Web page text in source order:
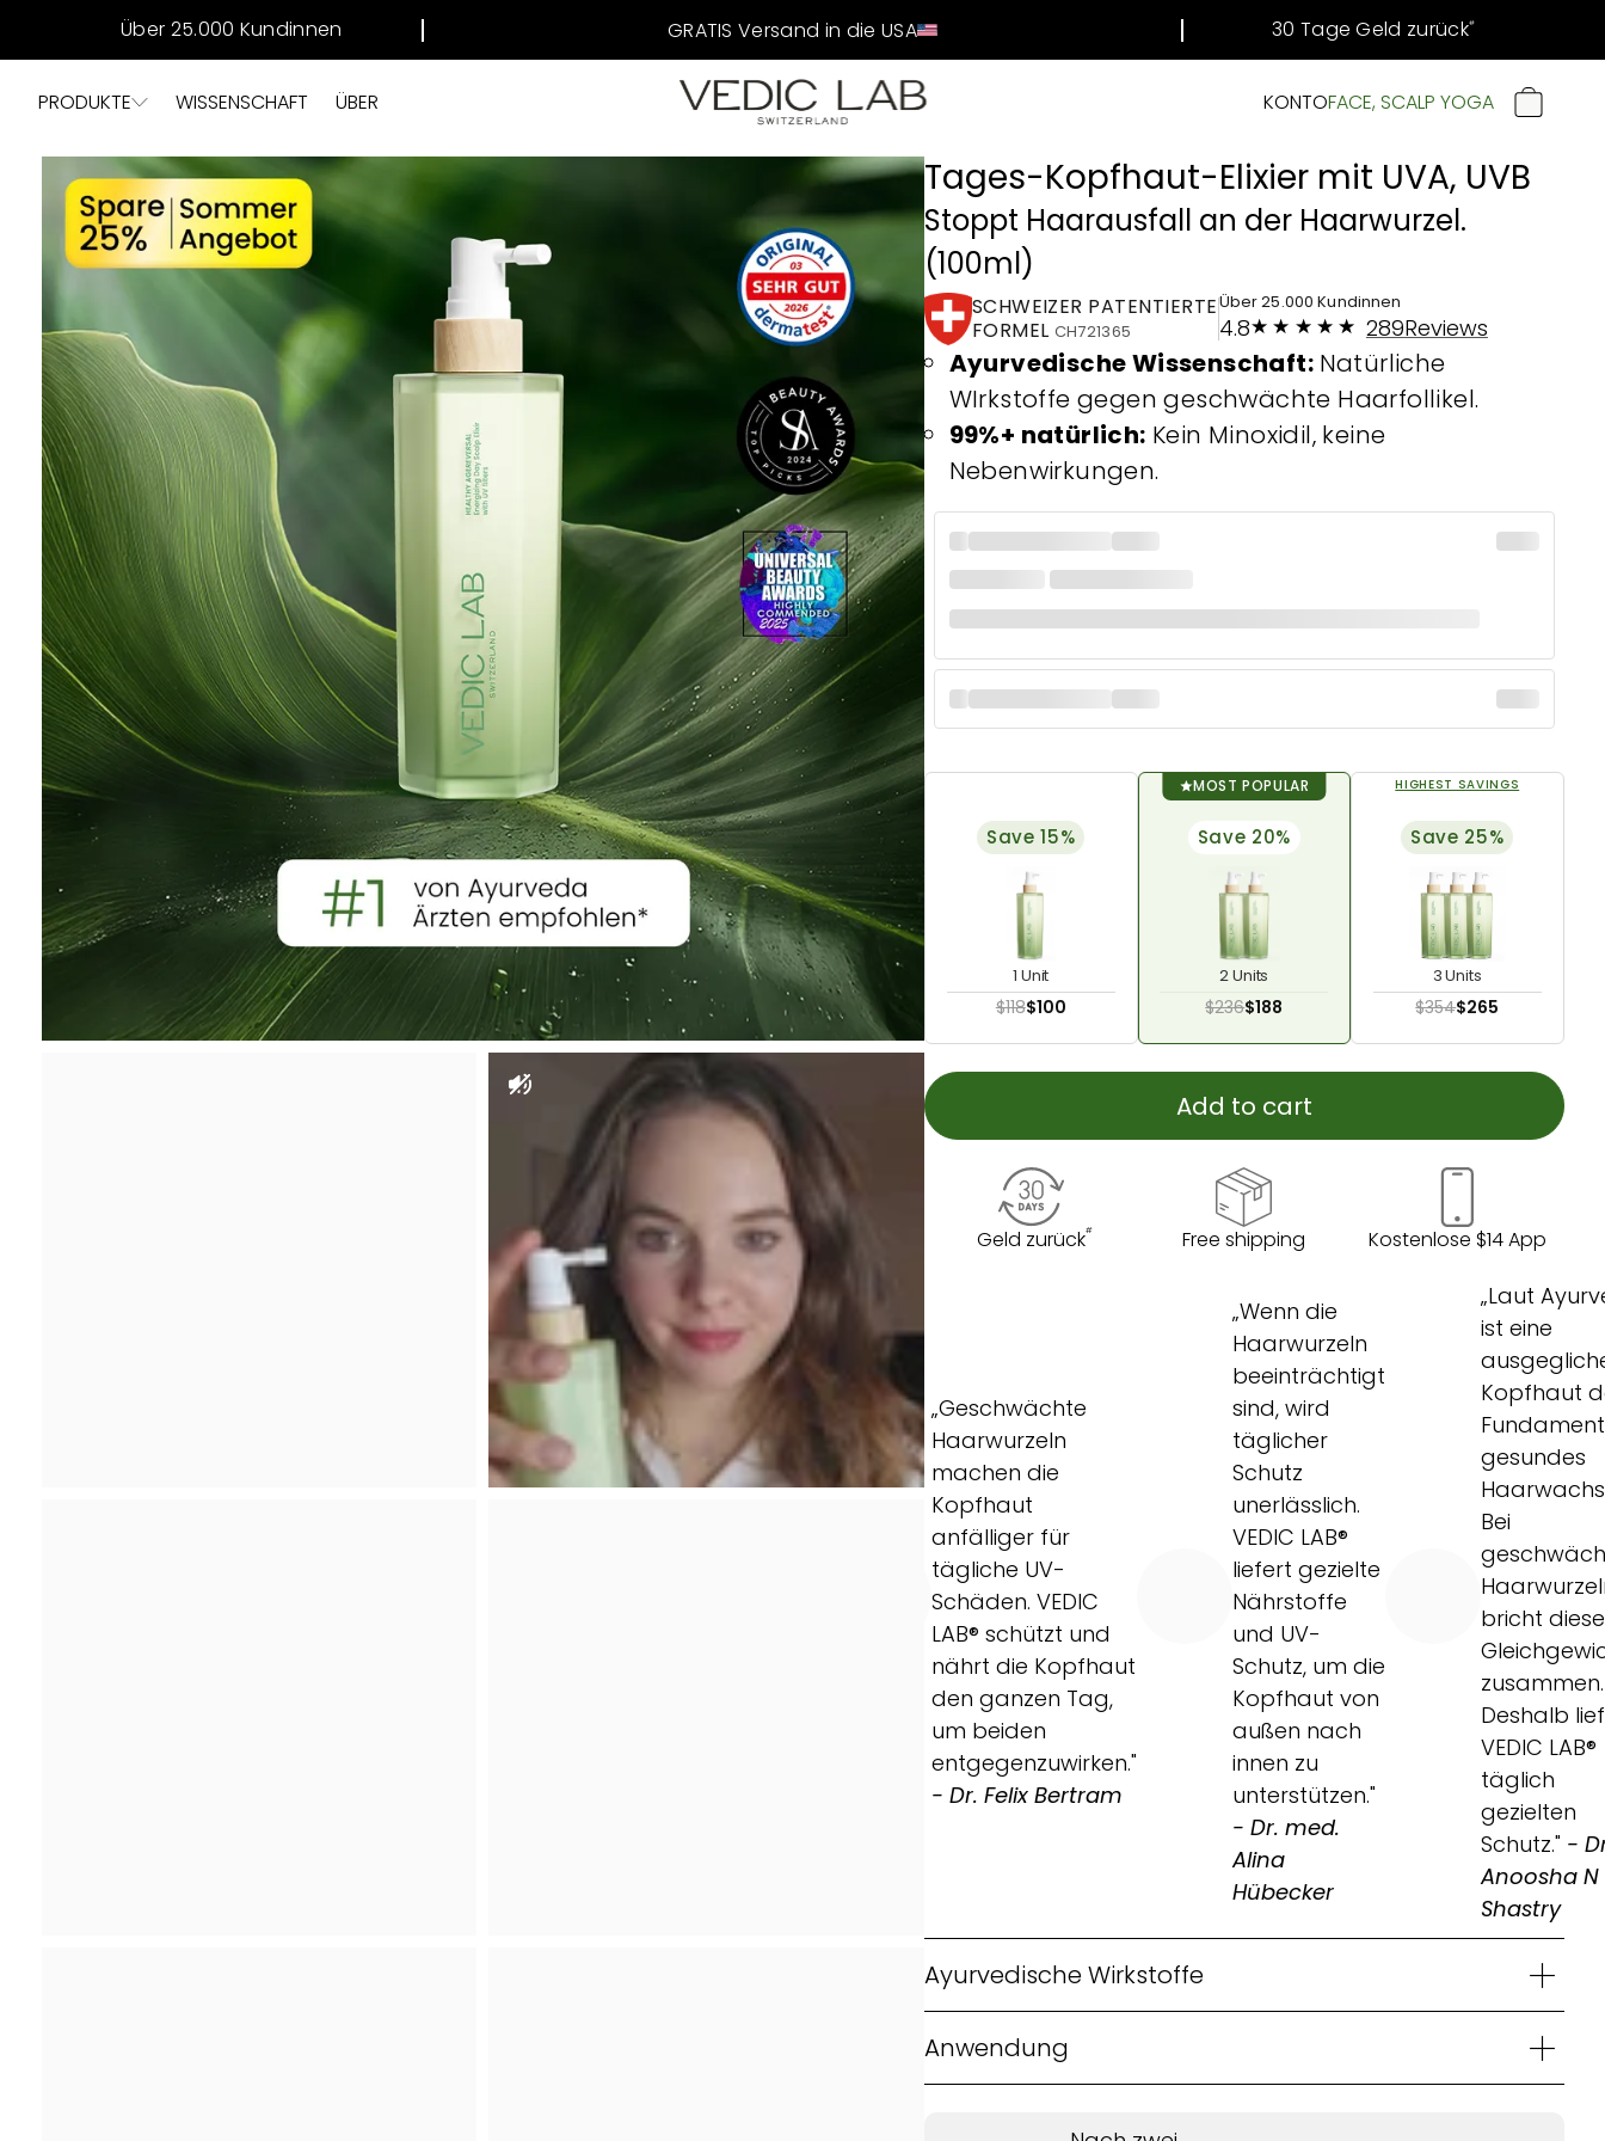
Über 25.000 Kundinnen GRATIS Versand in die USA 30 Tage Geld zurück#
PRODUKTE WISSENSCHAFT ÜBER KONTOFACE, SCALP YOGAWARENKORB
Tages-Kopfhaut-Elixier mit UVA, UVB
Stoppt Haarausfall an der Haarwurzel.
(100ml)
SCHWEIZER PATENTIERTE
FORMEL CH721365
Über 25.000 Kundinnen
4.8 289Reviews
Ayurvedische Wissenschaft: Natürliche
WIrkstoffe gegen geschwächte Haarfollikel.
99%+ natürlich: Kein Minoxidil, keine
Nebenwirkungen.
Save 15%
1 Unit
$118$100
MOST POPULAR
Save 20%
2 Units
$236$188
HIGHEST SAVINGS
Save 25%
3 Units
$354$265
Add to cart
Geld zurück# Free shipping Kostenlose $14 App
„Geschwächte
Haarwurzeln
machen die
Kopfhaut
anfälliger für
tägliche UV-
Schäden. VEDIC
LAB® schützt und
nährt die Kopfhaut
den ganzen Tag,
um beiden
entgegenzuwirken."
- Dr. Felix Bertram
„Wenn die
Haarwurzeln
beeinträchtigt
sind, wird
täglicher
Schutz
unerlässlich.
VEDIC LAB®
liefert gezielte
Nährstoffe
und UV-
Schutz, um die
Kopfhaut von
außen nach
innen zu
unterstützen."
- Dr. med.
Alina
Hübecker
„Laut
ist eine
Kopfhaut
gesundes
Bei
bricht
zusammen.
Deshalb
VEDIC LAB®
täglich
gezielten
Schutz." -
Anoosha N
Shastry
Ayurvedische Wirkstoffe
Anwendung